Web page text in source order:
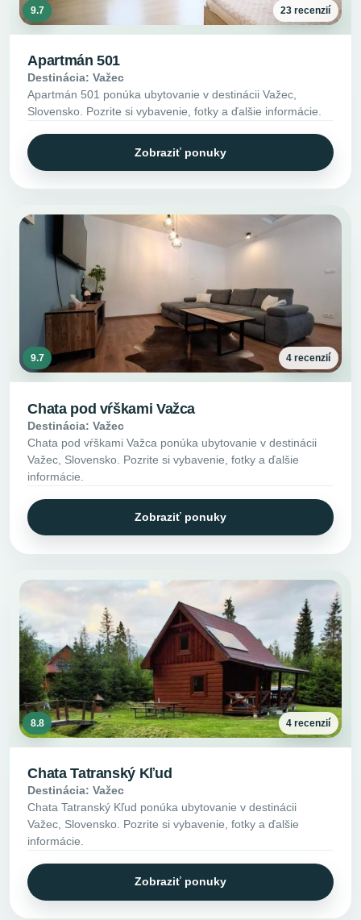
9.7 23 recenzií
Apartmán 501
Destinácia: Važec
Apartmán 501 ponúka ubytovanie v destinácii Važec,
Slovensko. Pozrite si vybavenie, fotky a ďalšie informácie.
Zobraziť ponuky
9.7 4 recenzií
Chata pod vŕškami Važca
Destinácia: Važec
Chata pod vŕškami Važca ponúka ubytovanie v destinácii
Važec, Slovensko. Pozrite si vybavenie, fotky a ďalšie
informácie.
Zobraziť ponuky
8.8 4 recenzií
Chata Tatranský Kľud
Destinácia: Važec
Chata Tatranský Kľud ponúka ubytovanie v destinácii
Važec, Slovensko. Pozrite si vybavenie, fotky a ďalšie
informácie.
Zobraziť ponuky